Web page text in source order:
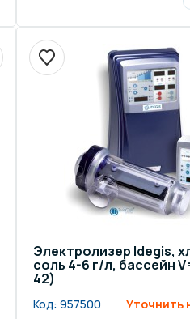
Электролизер Idegis,
соль 4-6 г/л, бассейн
42)
Код: 957500 Уточнить